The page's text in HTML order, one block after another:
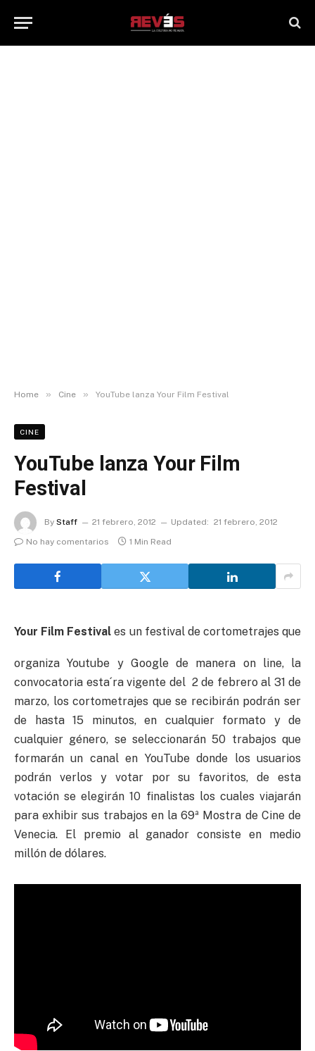
Home » Cine » YouTube lanza Your Film Festival
CINE
YouTube lanza Your Film
Festival
By Staff 21 febrero, 2012 Updated: 21 febrero, 2012
No hay comentarios
1 Min Read
Your Film Festival es un festival de cortometrajes que
organiza Youtube y Google de manera on line, la
convocatoria esta´ra vigente del 2 de febrero al 31 de
marzo, los cortometrajes que se recibirán podrán ser
de hasta 15 minutos, en cualquier formato y de
cualquier género, se seleccionarán 50 trabajos que
formarán un canal en YouTube donde los usuarios
podrán verlos y votar por su favoritos, de esta
votación se elegirán 10 finalistas los cuales viajarán
para exhibir sus trabajos en la 69ª Mostra de Cine de
Venecia. El premio al ganador consiste en medio
millón de dólares.